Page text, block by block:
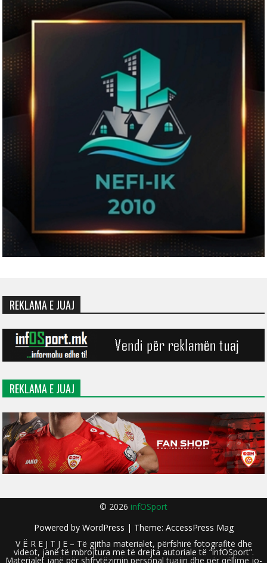
REKLAMA E JUAJ
REKLAMA E JUAJ
© 2026 infOSport
Powered by WordPress | Theme: AccessPress Mag
V Ë R E J T J E – Të gjitha materialet, përfshirë fotografitë dhe
videot, janë të mbrojtura me të drejta autoriale të “infOSport”.
Materialet janë për shfrytëzimin personal tuajin dhe për qëllime jo-